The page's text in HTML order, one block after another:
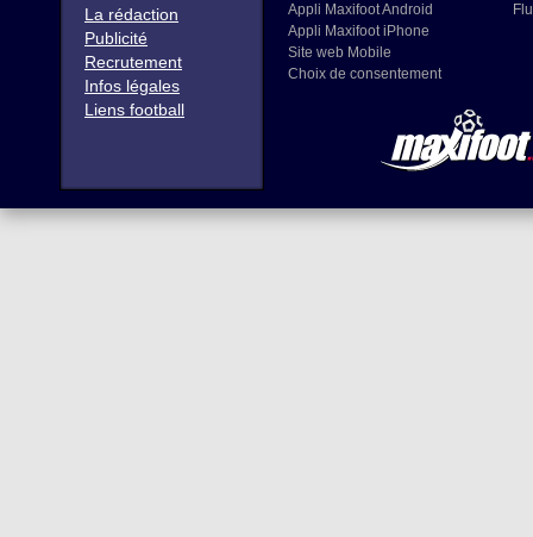
La rédaction
Publicité
Recrutement
Infos légales
Liens football
Appli Maxifoot Android
Appli Maxifoot iPhone
Site web Mobile
Choix de consentement